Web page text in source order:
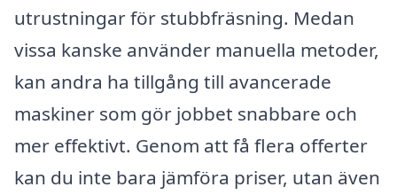
utrustningar för stubbfräsning. Medan
vissa kanske använder manuella metoder,
kan andra ha tillgång till avancerade
maskiner som gör jobbet snabbare och
mer effektivt. Genom att få flera offerter
kan du inte bara jämföra priser, utan även